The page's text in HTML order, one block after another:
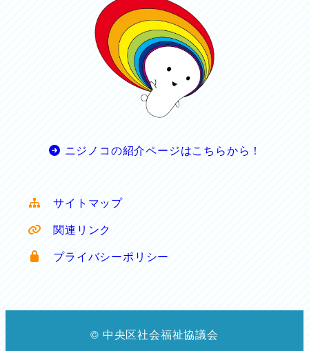
ニジノコの紹介ページはこちらから！
サイトマップ
関連リンク
プライバシーポリシー
© 中央区社会福祉協議会